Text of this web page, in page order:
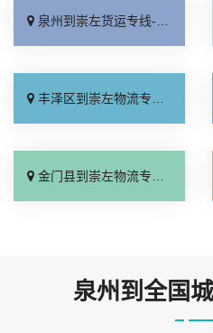
泉州到崇左货运专线-泉州到崇左物流公司_实时跟踪 「合同承运」
丰泽区到崇左物流专线_服务周到「按时送达」
金门县到崇左物流专线_专线直达「专线快运」
泉州到全国